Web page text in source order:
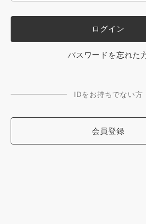
パスワードを忘れた
IDをお持ちでない方
会員登録